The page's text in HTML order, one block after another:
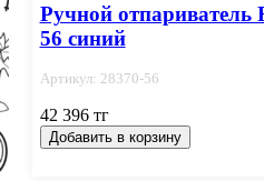
Ручной отпариватель
56 синий
Артикул: 28370-56
42 396 тг
Добавить в корзину